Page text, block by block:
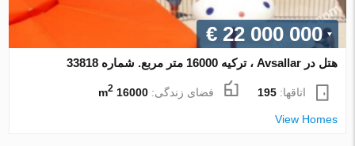
€ 22 000 000
هتل در Avsallar ، ترکیه 16000 متر مربع. شماره 33818
اتاقها:195 فضای زندگی:16000 m
2
View Homes